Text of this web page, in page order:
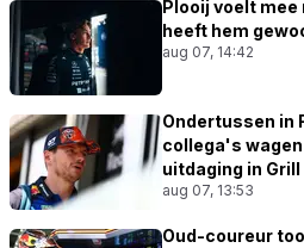
Plooij voelt
heeft hem
aug 07, 14:42
Ondertussen in
collega's
uitdaging in Grill
aug 07, 13:53
Oud-coureur